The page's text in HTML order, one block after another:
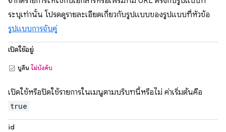
ระบุเท่านั้น โปรดดูรายละเอียดเกี่ยวกับรูปแบบของรูปแบบที่หัวข้อ
รูปแบบการจับคู่
เปิดใช้อยู่
บูลีน ไม่บังคับ
เปิดใช้หรือปิดใช้รายการในเมนูตามบริบทนี้หรือไม่ ค่าเริ่มต้นคือ
true
id